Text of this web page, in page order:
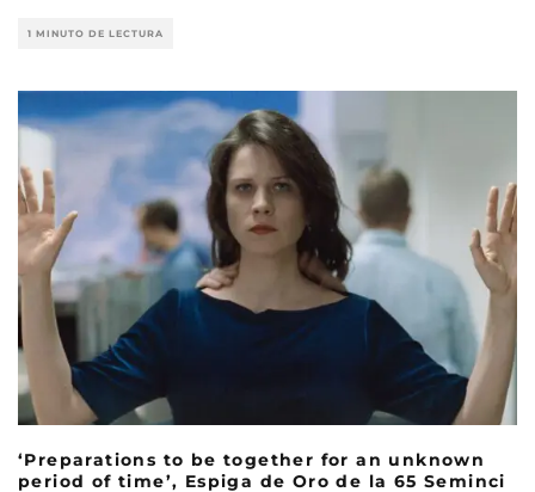
1 MINUTO DE LECTURA
‘Preparations to be together for an unknown
period of time’, Espiga de Oro de la 65 Seminci